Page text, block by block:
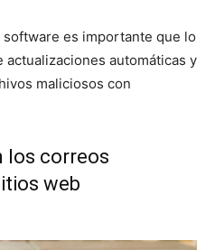
software es importante que lo
automáticas y
maliciosos con
los correos
web